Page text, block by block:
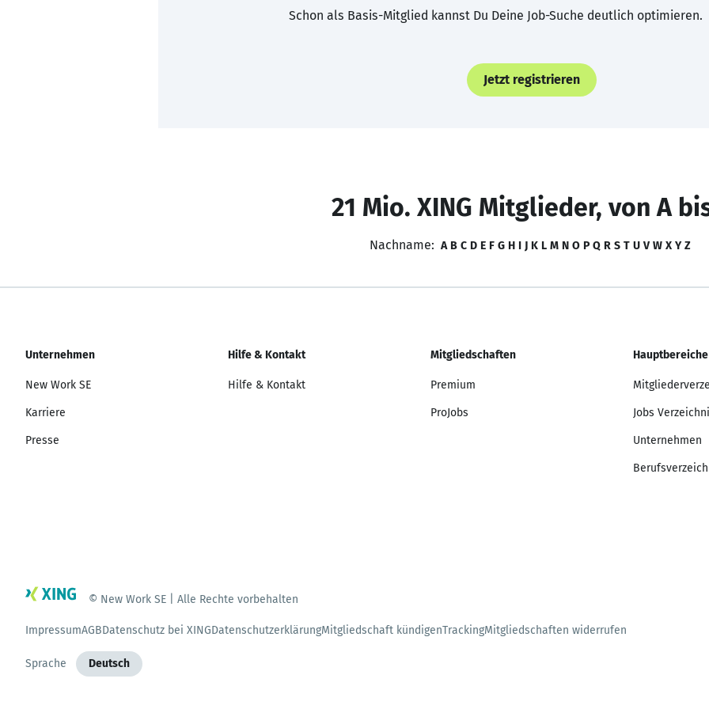
Schon als Basis-Mitglied kannst Du Deine Job-Suche deutlich optimieren.
Jetzt registrieren
21 Mio. XING Mitglieder, von A
Nachname: A B C D E F G H I J K L M N O P Q R S T U V W X Y Z
Unternehmen
New Work SE
Karriere
Presse
Hilfe & Kontakt
Hilfe & Kontakt
Mitgliedschaften
Premium
ProJobs
Hauptbereiche
Jobs
Unternehmen
© New Work SE | Alle Rechte vorbehalten
ImpressumAGBDatenschutz bei XINGDatenschutzerklärungMitgliedschaft kündigenTrackingMitgliedschaften widerrufen
Sprache Deutsch